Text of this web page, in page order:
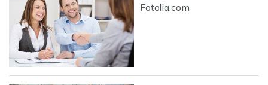
Fotolia.com